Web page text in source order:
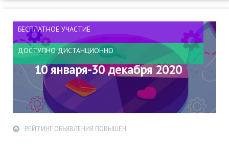
БЕСПЛАТНОЕ УЧАСТИЕ
ДОСТУПНО ДИСТАНЦИОННО
10 января-30 декабря 2020
РЕЙТИНГ ОБЪЯВЛЕНИЯ ПОВЫШЕН